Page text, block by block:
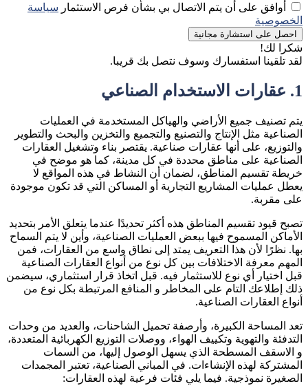
أوافق على أن يتم الاتصال بي بشأن فرص الاستثمار سياسة
الخصوصية
احصل على استشارة مجانية
شكرا لك!
لقد تلقينا استفسارك وسوف نتصل بك قريبا.
1. عقارات الاستخدام الصناعي
يتم تصنيف جميع الأراضي والهياكل المستخدمة في العمليات
الصناعية مثل الإنتاج والتصنيع والتجميع والتخزين والبحث والتطوير
والتوزيع، على أنها عقارات صناعية. يقتصر بناء وتشغيل العقارات
الصناعية على مناطق محددة في كل مدينة، كما هو موضح في
خريطة تقسيم المناطق، لضمان أن النشاط في هذه المواقع لا
يعطل عمليات المشاريع التجارية أو المساكن التي قد تكون موجودة
على مقربة.
تصبح قيود تقسيم المناطق هذه أكثر تحديدًا عندما يتعلق الأمر بتحديد
الأماكن المسموح فيها ببعض العمليات الصناعية، وأين لا يتم السماح
بها. نظرًا لأن هذا التعريف يمتد إلى نطاق واسع من العقارات، فمن
المهم معرفة الاختلافات بين كل نوع من أنواع العقارات الصناعية
قبل اختيار أي نوع للاستثمار فيه. قبل اتخاذ قرار استثماري، سيضمن
ذلك إطلاعك التام على المخاطر و المنافع المرتبطة بكل نوع من
أنواع العقارات الصناعية.
تعد المساحة الكبيرة، وأرصفة تحميل الشاحنات، والعديد من وحدات
التدفئة والتهوية وتكييف الهواء، ووصلات التوزيع الكهربائية المتعددة،
و الاسقف المسطحة الذي يسهل الوصول إليها، من السمات
المشتركة لهذه الإنشاءات. في المباني الصناعية، تعتبر المجمدات
الصغيرة نموذجية. فيما يلي فئات فرعية لهذه العقارات: